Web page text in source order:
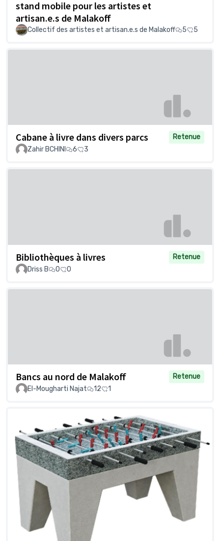
stand mobile pour les artistes et
artisan.e.s de Malakoff
Collectif des artistes et artisan.e.s de Malakoff 5 5
Cabane à livre dans divers parcs
Retenue
Zahir BCHINI
6 3
Bibliothèques à livres
Retenue
Driss B
0 0
Bancs au nord de Malakoff
Retenue
El-Mougharti Najat
12 1